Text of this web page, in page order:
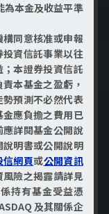
備！
擇。
為本金及收益平準
同意核准或申報
資信託事業以往
本證券投資信託
本基金之盈虧，
預測不必然代表
應負擔之費用已
詳閱基金公開說
明書或公開說明
信網頁或公開資訊
險之揭露請詳見
持有基金受益憑
及其關係企